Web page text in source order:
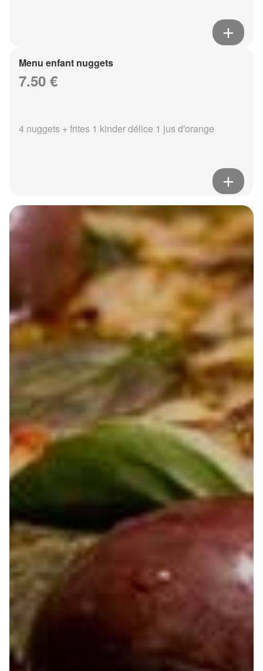
Menu enfant nuggets
7.50 €
4 nuggets + frites 1 kinder délice 1 jus d'orange